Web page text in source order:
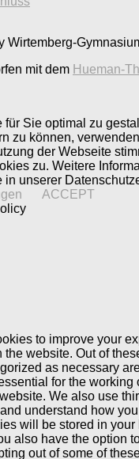
Wirtemberg-
mit dem Hueman-
für Sie optimal zu
zu können,
der Webseite
zu. Weitere
unserer
ACCEPT
to improve your
website. Out of
as necessary
for the working
We also use
understand how
will be stored in your
also have the option
out of some of